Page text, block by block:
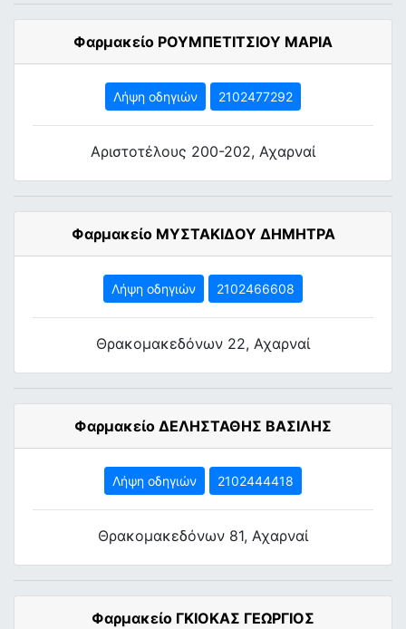
Φαρμακείο ΡΟΥΜΠΕΤΙΤΣΙΟΥ ΜΑΡΙΑ
Λήψη οδηγιών 2102477292
Αριστοτέλους 200-202, Αχαρναί
Φαρμακείο ΜΥΣΤΑΚΙΔΟΥ ΔΗΜΗΤΡΑ
Λήψη οδηγιών 2102466608
Θρακομακεδόνων 22, Αχαρναί
Φαρμακείο ΔΕΛΗΣΤΑΘΗΣ ΒΑΣΙΛΗΣ
Λήψη οδηγιών 2102444418
Θρακομακεδόνων 81, Αχαρναί
Φαρμακείο ΓΚΙΟΚΑΣ ΓΕΩΡΓΙΟΣ